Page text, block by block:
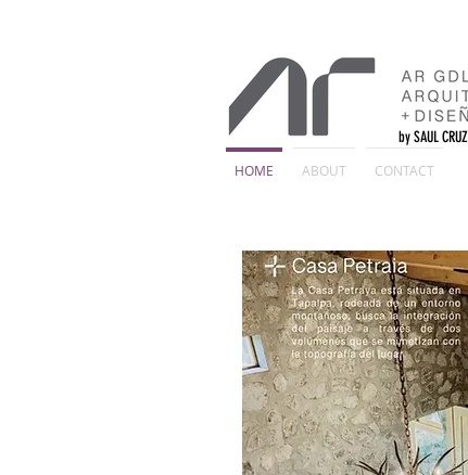
HOME ABOUT CONTACT
by SAUL CRUZ